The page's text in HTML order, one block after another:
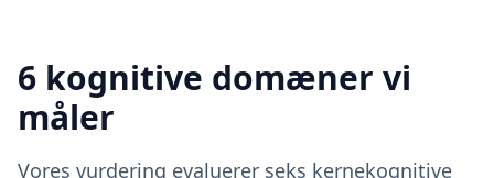
n
q
u
e
t
6 kognitive domæner vi
måler
Vores vurdering evaluerer seks kernekognitive